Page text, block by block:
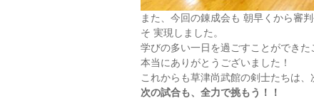
また、今回の錬成会も 朝早くから審
そ 実現しました。
学びの多い一日を過ごすことができた
本当にありがとうございました！
これからも草津尚武館の剣士たちは
次の試合も、全力で挑もう！！